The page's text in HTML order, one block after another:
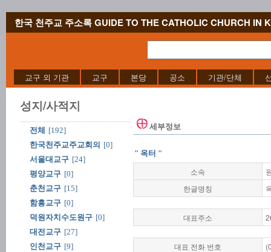
한국 천주교 주소록 GUIDE TO THE CATHOLIC CHURCH IN
교구 외 기관 교구 본당 공소 기관/단체
성지/사적지
전체
[192]
한국천주교주교회의 [0]
서울대교구 [24]
평양교구 [0]
춘천교구 [15]
함흥교구 [0]
덕원자치수도원구 [0]
대전교구 [27]
인천교구 [9]
세부정보
" 옥터 "
소속
한글명칭
대표주소
대표 전화 번호